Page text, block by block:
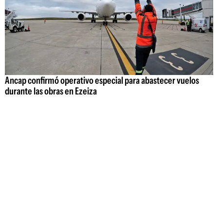
Ancap confirmó operativo especial para abastecer vuelos
durante las obras en Ezeiza